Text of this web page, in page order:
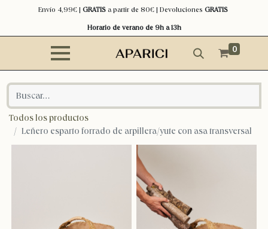
Envío 4,99€ | GRATISa partir de 80€ | Devoluciones GRATIS
Horario de verano de 9h a 13h
0
Todos los productos
Leñero esparto forrado de arpillera/yute con asa transversal